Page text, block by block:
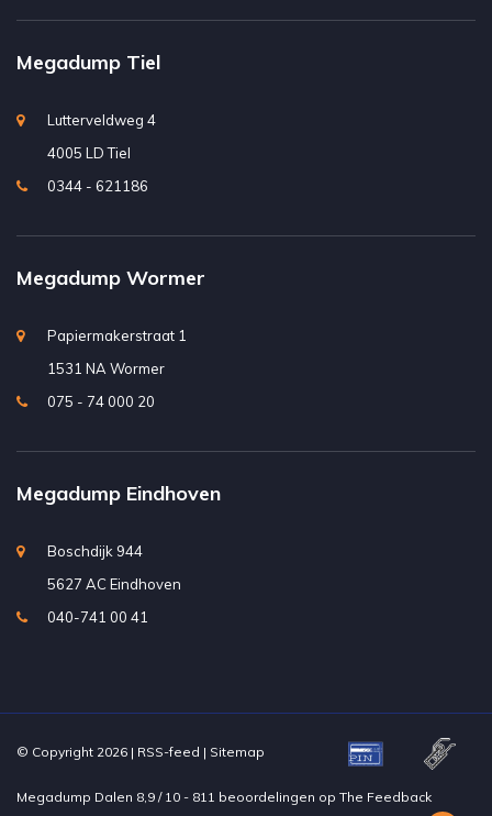
Megadump Tiel
Lutterveldweg 4
4005 LD Tiel
0344 - 621186
Megadump Wormer
Papiermakerstraat 1
1531 NA Wormer
075 - 74 000 20
Megadump Eindhoven
Boschdijk 944
5627 AC Eindhoven
040-741 00 41
© Copyright 2026 | RSS-feed | Sitemap
Megadump Dalen 8,9 / 10 - 811 beoordelingen op The Feedback